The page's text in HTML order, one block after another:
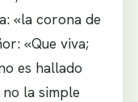
«la corona de
«Que viva;
es hallado
la simple